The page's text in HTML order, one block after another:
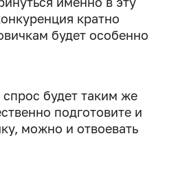
кратно
будет особенно
будет таким же
подготовите и
можно и отвоевать